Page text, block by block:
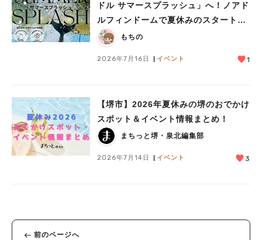
ドル サマースプラッシュ」へ！ノアド
ルフィンドームで夏休みのスタートを
楽しもうもちの
2026年7月16日 イベント 1
【堺市】2026年夏休みの堺のおでかけ
スポット＆イベント情報まとめ！
まちっと堺・泉北編集部
2026年7月14日 イベント 3
前のページへ